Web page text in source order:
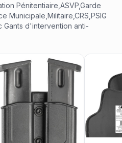
Pénitentiaire,ASVP,Garde
Municipale,Militaire,CRS,PSIG
Gants d'intervention anti-